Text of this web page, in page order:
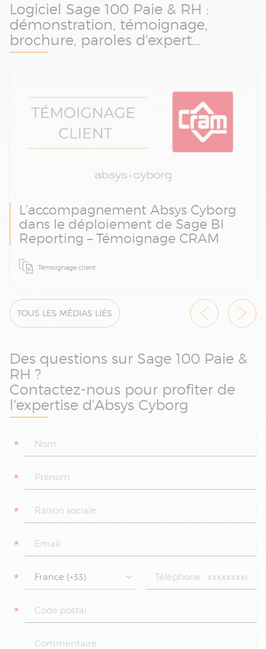
Logiciel Sage 100 Paie & RH :
démonstration, témoignage,
brochure, paroles d'expert...
L’accompagnement Absys Cyborg
dans le déploiement de Sage BI
Reporting – Témoignage CRAM
Face à des reportings sociaux lourds à
produire, CRAM a fait appel à Absys Cyborg
système Sage 100 Paie & RH. Une
automatisation réussie qui a permis de
gagner en efficacité, fiabilité et autonomie
Témoignage client
TOUS LES MÉDIAS LIÉS
Des questions sur Sage 100 Paie &
RH ?
Contactez-nous pour profiter de
l'expertise d'Absys Cyborg
*
*
*
*
*
*